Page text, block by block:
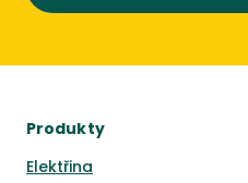
Produkty
Elektřina